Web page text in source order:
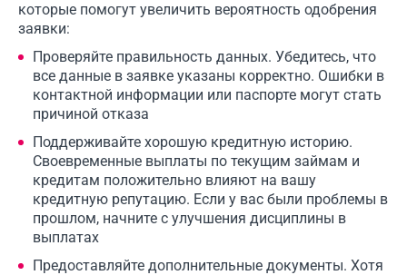
которые помогут увеличить вероятность одобрения
заявки:
Проверяйте правильность данных. Убедитесь, что
все данные в заявке указаны корректно. Ошибки в
контактной информации или паспорте могут стать
причиной отказа
Поддерживайте хорошую кредитную историю.
Своевременные выплаты по текущим займам и
кредитам положительно влияют на вашу
кредитную репутацию. Если у вас были проблемы в
прошлом, начните с улучшения дисциплины в
выплатах
Предоставляйте дополнительные документы. Хотя